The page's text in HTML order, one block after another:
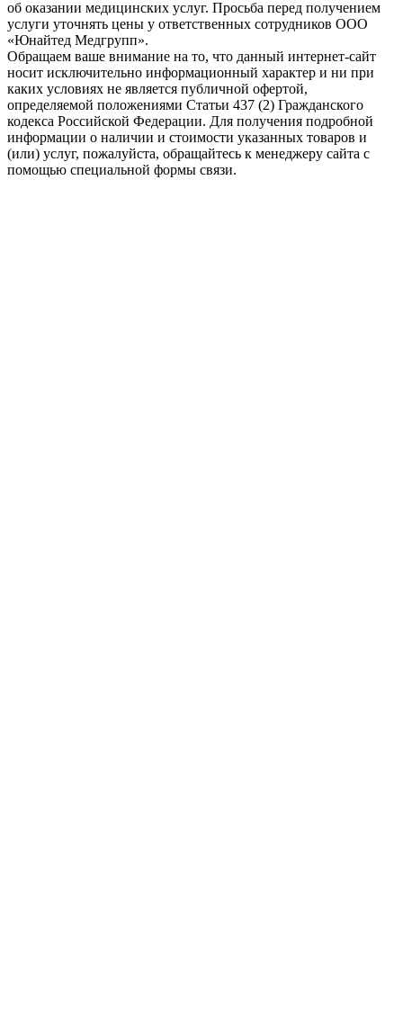
об оказании медицинских услуг. Просьба перед получением
услуги уточнять цены у ответственных сотрудников ООО
«Юнайтед Медгрупп».
Обращаем ваше внимание на то, что данный интернет-сайт
носит исключительно информационный характер и ни при
каких условиях не является публичной офертой,
определяемой положениями Статьи 437 (2) Гражданского
кодекса Российской Федерации. Для получения подробной
информации о наличии и стоимости указанных товаров и
(или) услуг, пожалуйста, обращайтесь к менеджеру сайта с
помощью специальной формы связи.